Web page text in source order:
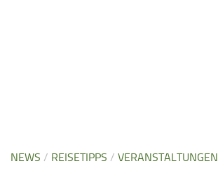
NEWS / REISETIPPS / VERANSTALTUNGEN